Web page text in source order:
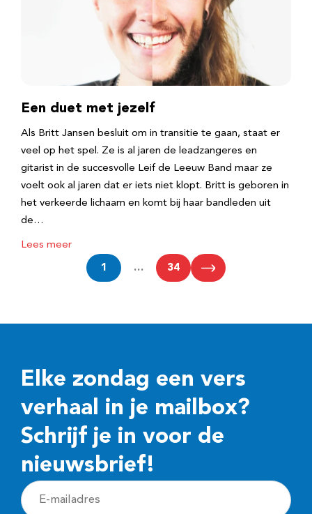
Een duet met jezelf
Als Britt Jansen besluit om in transitie te gaan, staat er
veel op het spel. Ze is al jaren de leadzangeres en
gitarist in de succesvolle Leif de Leeuw Band maar ze
voelt ook al jaren dat er iets niet klopt. Britt is geboren in
het verkeerde lichaam en komt bij haar bandleden uit
de…
Lees meer
1 … 34
Elke zondag een vers
verhaal in je mailbox?
Schrijf je in voor de
nieuwsbrief!
E